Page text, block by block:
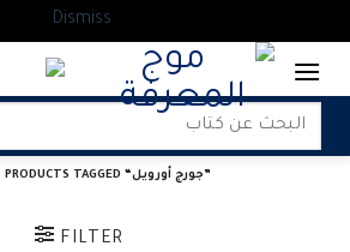
Dismiss
Search
PRODUCTS TAGGED “جورج أورويل‎”
FILTER